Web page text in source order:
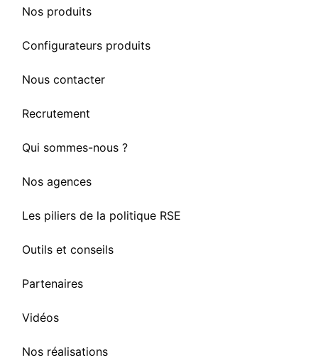
Nos produits
Configurateurs produits
Nous contacter
Recrutement
Qui sommes-nous ?
Nos agences
Les piliers de la politique RSE
Outils et conseils
Partenaires
Vidéos
Nos réalisations